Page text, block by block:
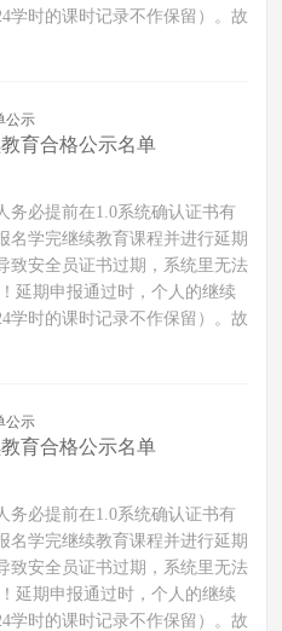
学时的课时记录不作保留）。故
公示
育合格公示名单
务必提前在1.0系统确认证书有
名学完继续教育课程并进行延期
致安全员证书过期，系统里无法
延期申报通过时，个人的继续
学时的课时记录不作保留）。故
公示
育合格公示名单
务必提前在1.0系统确认证书有
名学完继续教育课程并进行延期
致安全员证书过期，系统里无法
延期申报通过时，个人的继续
学时的课时记录不作保留）。故